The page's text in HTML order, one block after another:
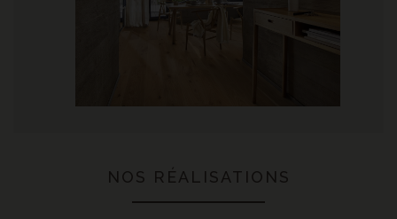
NOS RÉALISATIONS